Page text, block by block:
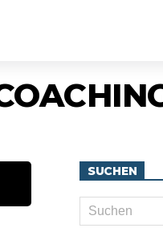
SUCHEN